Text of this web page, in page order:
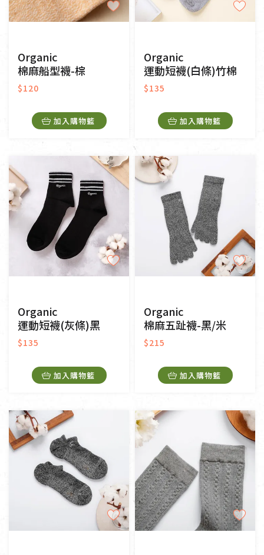
Organic
棉麻船型襪-棕
$120
加入購物籃
Organic
運動短襪(白條)竹棉
$135
加入購物籃
Organic
運動短襪(灰條)黑
$135
加入購物籃
Organic
棉麻五趾襪-黑/米
$215
加入購物籃